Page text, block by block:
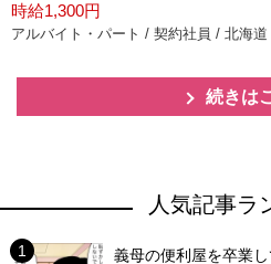
時給1,300円
アルバイト・パート / 契約社員 / 北海道
続きは
人気記事ラ
義母の便利屋を卒業